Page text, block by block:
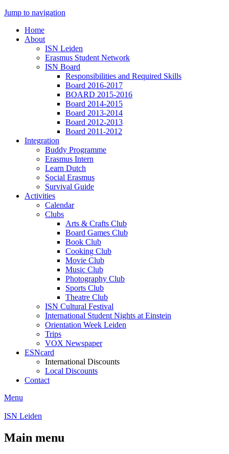
Jump to navigation
Home
About
ISN Leiden
Erasmus Student Network
ISN Board
Responsibilities and Required Skills
Board 2016-2017
BOARD 2015-2016
Board 2014-2015
Board 2013-2014
Board 2012-2013
Board 2011-2012
Integration
Buddy Programme
Erasmus Intern
Learn Dutch
Social Erasmus
Survival Guide
Activities
Calendar
Clubs
Arts & Crafts Club
Board Games Club
Book Club
Cooking Club
Movie Club
Music Club
Photography Club
Sports Club
Theatre Club
ISN Cultural Festival
International Student Nights at Einstein
Orientation Week Leiden
Trips
VOX Newspaper
ESNcard
International Discounts
Local Discounts
Contact
Menu
ISN Leiden
Main menu